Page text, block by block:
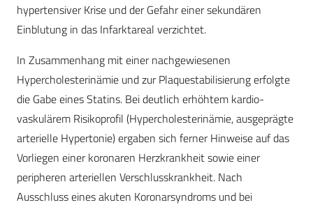
hypertensiver Krise und der Gefahr einer sekundären
Einblutung in das Infarktareal verzichtet.
In Zusammenhang mit einer nachgewiesenen
Hypercholesterinämie und zur Plaquestabilisierung erfolgte
die Gabe eines Statins. Bei deutlich erhöhtem kardio-
vaskulärem Risikoprofil (Hypercholesterinämie, ausgeprägte
arterielle Hypertonie) ergaben sich ferner Hinweise auf das
Vorliegen einer koronaren Herzkrankheit sowie einer
peripheren arteriellen Verschlusskrankheit. Nach
Ausschluss eines akuten Koronarsyndroms und bei